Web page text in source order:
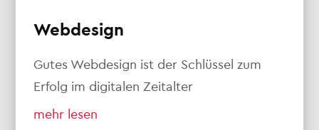
Webdesign
Gutes Webdesign ist der Schlüssel zum
Erfolg im digitalen Zeitalter
mehr lesen